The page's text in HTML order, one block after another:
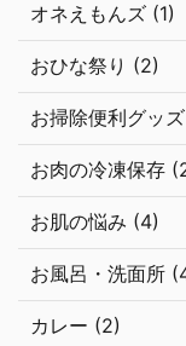
オネえもんズ (1)
おひな祭り (2)
お掃除便利グッ
お肉の冷凍保存
お肌の悩み (4)
お風呂・洗面所
カレー (2)